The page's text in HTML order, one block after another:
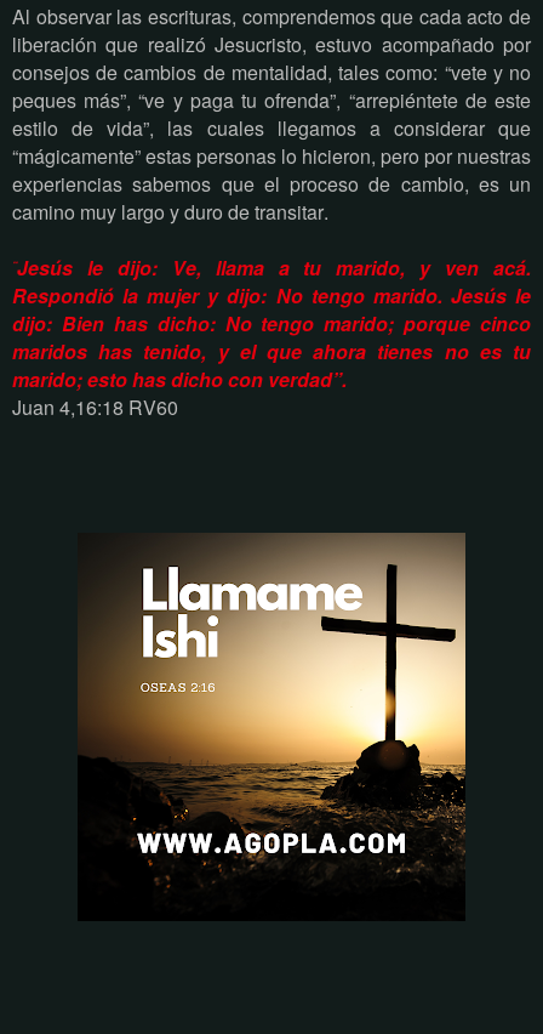
Al observar las escrituras, comprendemos que cada acto de
liberación que realizó Jesucristo, estuvo acompañado por
consejos de cambios de mentalidad, tales como: “vete y no
peques más”, “ve y paga tu ofrenda”, “arrepiéntete de este
estilo de vida”, las cuales llegamos a considerar que
“mágicamente” estas personas lo hicieron, pero por nuestras
experiencias sabemos que el proceso de cambio, es un
camino muy largo y duro de transitar.
“Jesús le dijo: Ve, llama a tu marido, y ven acá.
Respondió la mujer y dijo: No tengo marido. Jesús le
dijo: Bien has dicho: No tengo marido; porque cinco
maridos has tenido, y el que ahora tienes no es tu
marido; esto has dicho con verdad”.
Juan 4,16:18 RV60